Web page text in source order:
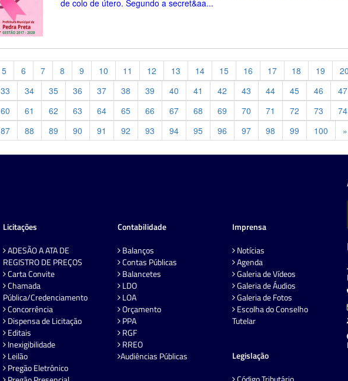
de colo de útero. Segundo a secret&aa...
5 6 7 8 9 10 11 12 13 14 15 16 17 18 19 20
33 34 35 36 37 38 39 40 41 42 43 44 45 46 47
60 61 62 63 64 65 66 67 68 69 70 71 72 73 74
87 88 89 90 91 92 93 94 95 96 97 98 99 100 »
Licitações
ADESÃO A ATA DE
REGISTRO DE PREÇOS
Carta Convite
Chamada
Pública/Credenciamento
Concorrência
Dispensa de Licitação
Editais
Inexigibilidade
Leilão
Pregão Eletrônico
Contabilidade
Balanços
Contas Públicas
Balancetes
LDO
LOA
Orçamento
PPA
RGF
RREO
Audiências Públicas
Imprensa
Notícias
Agenda
Galeria de Vídeos
Galeria de Áudios
Galeria de Fotos
Escolha do Conselho
Tutelar
Legislação